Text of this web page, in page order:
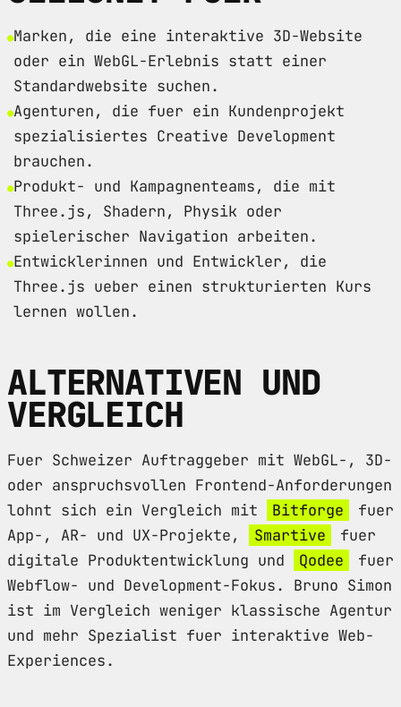
Marken, die eine interaktive 3D-Website
oder ein WebGL-Erlebnis statt einer
Standardwebsite suchen.
Agenturen, die fuer ein Kundenprojekt
spezialisiertes Creative Development
brauchen.
Produkt- und Kampagnenteams, die mit
Three.js, Shadern, Physik oder
spielerischer Navigation arbeiten.
Entwicklerinnen und Entwickler, die
Three.js ueber einen strukturierten Kurs
lernen wollen.
ALTERNATIVEN UND
VERGLEICH
Fuer Schweizer Auftraggeber mit WebGL-, 3D-
oder anspruchsvollen Frontend-Anforderungen
lohnt sich ein Vergleich mit
Bitforge
fuer
App-, AR- und UX-Projekte,
Smartive
fuer
digitale Produktentwicklung und
Qodee
fuer
Webflow- und Development-Fokus. Bruno Simon
ist im Vergleich weniger klassische Agentur
und mehr Spezialist fuer interaktive Web-
Experiences.